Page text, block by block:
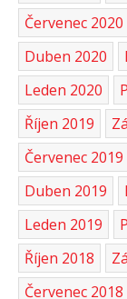
Červenec 2020
Duben 2020
Leden 2020
Říjen 2019
Červenec 2019
Duben 2019
Leden 2019
Říjen 2018
Červenec 2018